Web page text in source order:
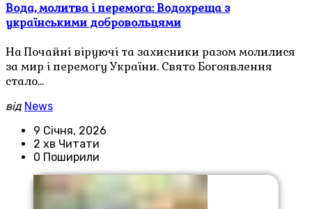
Вода, молитва і перемога: Водохреща з
українськими добровольцями
На Почайні віруючі та захисники разом молилися
за мир і перемогу України. Свято Богоявлення
стало…
від News
9 Січня, 2026
2 хв Читати
0 Поширили